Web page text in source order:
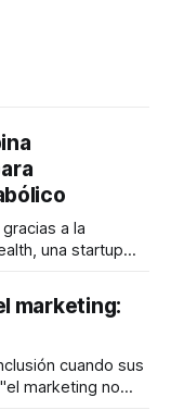
a la
una startup
y monitoreo
a tomar mejores
propuesta busca
marketing:
cuando sus
marketing no